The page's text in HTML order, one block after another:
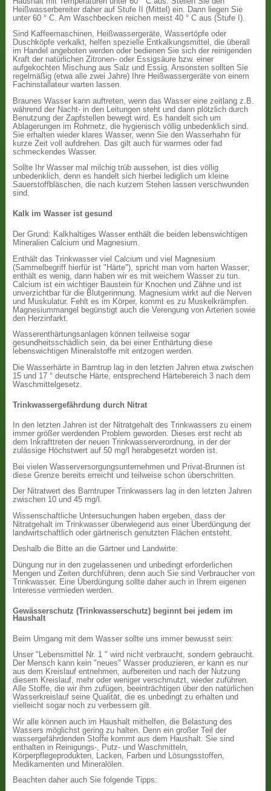
Heißwasserbereiter daher auf Stufe II (Mittel) ein. Dann liegen Sie
unter 60 ° C. Am Waschbecken reichen meist 40 ° C aus (Stufe I).
Sind Kaffeemaschinen, Heißwassergeräte, Wassertöpfe oder
Duschköpfe verkalkt, helfen spezielle Entkalkungsmittel, die überall
im Handel angeboten werden oder bedienen Sie sich der reinigenden
Kraft der natürlichen Zitronen- oder Essigsäure bzw. einer
aufgekochten Mischung aus Salz und Essig. Ansonsten sollten Sie
regelmäßig (etwa alle zwei Jahre) Ihre Heißwassergeräte von einem
Fachinstallateur warten lassen.
Braunes Wasser kann auftreten, wenn das Wasser eine zeitlang z.B.
während der Nacht- in den Leitungen steht und dann plötzlich durch
Benutzung der Zapfstellen bewegt wird. Es handelt sich um
Ablagerungen im Rohrnetz, die hygienisch völlig unbedenklich sind.
Sie erhalten wieder klares Wasser, wenn Sie den Wasserhahn für
kurze Zeit voll aufdrehen. Das gilt auch für warmes oder fad
schmeckendes Wasser.
Sollte Ihr Wasser mal milchig trüb aussehen, ist dies völlig
unbedenklich, denn es handelt sich hierbei lediglich um kleine
Sauerstoffbläschen, die nach kurzem Stehen lassen verschwunden
sind.
Kalk im Wasser ist gesund
Der Grund: Kalkhaltiges Wasser enthält die beiden lebenswichtigen
Mineralien Calcium und Magnesium.
Enthält das Trinkwasser viel Calcium und viel Magnesium
(Sammelbegriff hierfür ist "Härte"), spricht man vom harten Wasser;
enthält es wenig, dann haben wir es mit weichem Wasser zu tun.
Calcium ist ein wichtiger Baustein für Knochen und Zähne und ist
unverzichtbar für die Blutgerinnung. Magnesium wirkt auf die Nerven
und Muskulatur. Fehlt es im Körper, kommt es zu Muskelkrämpfen.
Magnesiummangel begünstigt auch die Verengung von Arterien sowie
den Herzinfarkt.
Wasserenthärtungsanlagen können teilweise sogar
gesundheitsschädlich sein, da bei einer Enthärtung diese
lebenswichtigen Mineralstoffe mit entzogen werden.
Die Wasserhärte in Barntrup lag in den letzten Jahren etwa zwischen
15 und 17 ° deutsche Härte, entsprechend Härtebereich 3 nach dem
Waschmittelgesetz.
Trinkwassergefährdung durch Nitrat
In den letzten Jahren ist der Nitratgehalt des Trinkwassers zu einem
immer größer werdenden Problem geworden. Dieses erst recht ab
dem Inkrafttreten der neuen Trinkwasserverordnung, in der der
zulässige Höchstwert auf 50 mg/l herabgesetzt worden ist.
Bei vielen Wasserversorgungsunternehmen und Privat-Brunnen ist
diese Grenze bereits erreicht und teilweise schon überschritten.
Der Nitratwert des Barntruper Trinkwassers lag in den letzten Jahren
zwischen 10 und 45 mg/l.
Wissenschaftliche Untersuchungen haben ergeben, dass der
Nitratgehalt im Trinkwasser überwiegend aus einer Überdüngung der
landwirtschaftlich oder gärtnerisch genutzten Flächen entsteht.
Deshalb die Bitte an die Gärtner und Landwirte:
Düngung nur in den zugelassenen und unbedingt erforderlichen
Mengen und Zeiten durchführen, denn auch Sie sind Verbraucher von
Trinkwasser. Eine Überdüngung sollte daher auch in Ihrem eigenen
Interesse vermieden werden.
Gewässerschutz (Trinkwasserschutz) beginnt bei jedem im
Haushalt
Beim Umgang mit dem Wasser sollte uns immer bewusst sein:
Unser "Lebensmittel Nr. 1 " wird nicht verbraucht, sondern gebraucht.
Der Mensch kann kein "neues" Wasser produzieren, er kann es nur
aus dem Kreislauf entnehmen, aufbereiten und nach der Nutzung
diesem Kreislauf, mehr oder weniger verschmutzt, wieder zuführen.
Alle Stoffe, die wir ihm zufügen, beeinträchtigen über den natürlichen
Wasserkreislauf seine Qualität, die es unbedingt zu erhalten und
vielleicht sogar noch zu verbessern gilt.
Wir alle können auch im Haushalt mithelfen, die Belastung des
Wassers möglichst gering zu halten. Denn ein großer Teil der
wassergefährdenden Stoffe kommt aus dem Haushalt. Sie sind
enthalten in Reinigungs-, Putz- und Waschmitteln,
Körperpflegeprodukten, Lacken, Farben und Lösungsstoffen,
Medikamenten und Mineralölen.
Beachten daher auch Sie folgende Tipps: